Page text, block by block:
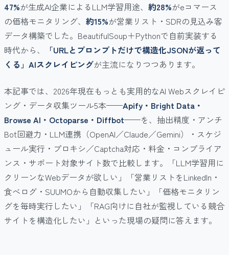
47%が生成AI企業によるLLM学習用途、 約28%がeコマース
の価格モニタリング、 約15%が営業リスト・SDRの見込み客
データ構築でした。BeautifulSoup＋Pythonで自前実装する
時代から、
「URLとプロンプトだけで構造化JSONが返って
くる」AIスクレイピングが主流になりつつあります。
本記事では、2026年現在もっとも実用的なAI Webスクレイピ
ング・データ収集ツール5本——Apify・Bright Data・
Browse AI・Octoparse・Diffbot——を、抽出精度・アンチ
Bot回避力・LLM連携（OpenAI／Claude／Gemini）・スケジ
ュール実行・プロキシ／Captcha対応・料金・コンプライア
ンス・サポート対象サイト数で比較します。「LLM学習用に
クリーンなWebデータが欲しい」「営業リストをLinkedIn・
食べログ・SUUMOから自動収集したい」「価格モニタリン
グを毎時実行したい」「RAG向けに自社が監視している競合
サイトを構造化したい」といった現場の疑問に答えます。